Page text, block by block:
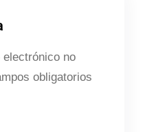
no
obligatorios